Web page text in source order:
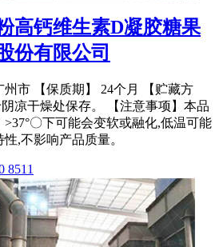
高钙维生素D凝胶糖果
份有限公司
州市 【保质期】 24个月 【贮藏方
凉干燥处保存。 【注意事项】本品
〇下可能会变软或融化,低温可能
,不影响产品质量。
8511